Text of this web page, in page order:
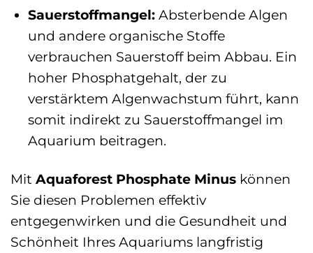
Sauerstoffmangel:Absterbende Algen
und andere organische Stoffe
verbrauchen Sauerstoff beim Abbau. Ein
hoher Phosphatgehalt, der zu
verstärktem Algenwachstum führt, kann
somit indirekt zu Sauerstoffmangel im
Aquarium beitragen.
Mit Aquaforest Phosphate Minus können
Sie diesen Problemen effektiv
entgegenwirken und die Gesundheit und
Schönheit Ihres Aquariums langfristig